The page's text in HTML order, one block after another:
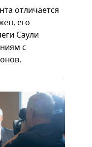
отличается
его
Саули
с